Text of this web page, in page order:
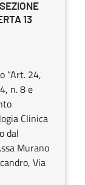
13
“Art. 24,
n. 8 e
Clinica
dal
Murano
Via